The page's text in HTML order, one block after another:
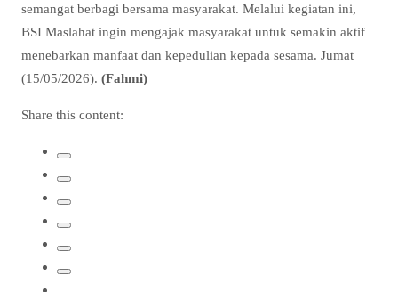
semangat berbagi bersama masyarakat. Melalui kegiatan ini,
BSI Maslahat ingin mengajak masyarakat untuk semakin aktif
menebarkan manfaat dan kepedulian kepada sesama. Jumat
(15/05/2026). (Fahmi)
Share this content: